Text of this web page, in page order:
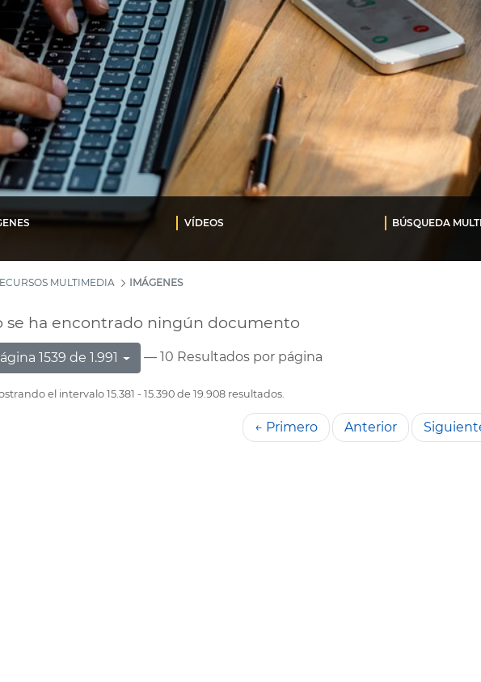
VÍDEOS BÚSQUEDA
MULTIMEDIA IMÁGENES
se ha encontrado ningún documento
1539 de 1.991 — 10 Resultados por página
el intervalo 15.381 - 15.390 de 19.908 resultados.
← Primero Anterior